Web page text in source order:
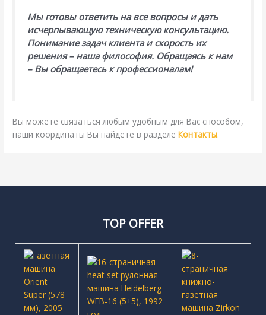
Мы готовы ответить на все вопросы и дать
исчерпывающую техническую консультацию.
Понимание задач клиента и скорость их
решения – наша философия. Обращаясь к нам
– Вы обращаетесь к профессионалам!
Вы можете связаться любым удобным для Вас способом,
наши координаты Вы найдёте в разделеКонтакты.
TOP OFFER